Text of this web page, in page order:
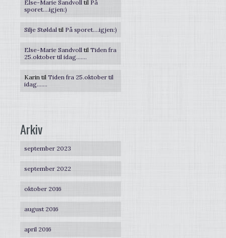
Else-Marie Sandvoll til På
sporet….igjen:)
Silje Støldal til På sporet….igjen:)
Else-Marie Sandvoll tilTiden fra
25.oktober til idag…….
Karin tilTiden fra 25.oktober til
idag…….
Arkiv
september 2023
september 2022
oktober 2016
august 2016
april 2016